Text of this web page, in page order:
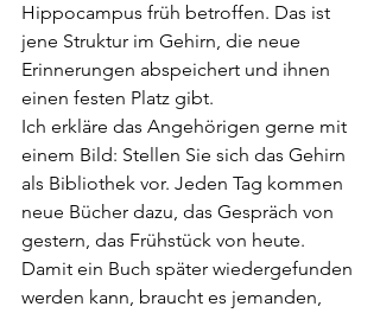
Hippocampus früh betroffen. Das ist
jene Struktur im Gehirn, die neue
Erinnerungen abspeichert und ihnen
einen festen Platz gibt.
Ich erkläre das Angehörigen gerne mit
einem Bild: Stellen Sie sich das Gehirn
als Bibliothek vor. Jeden Tag kommen
neue Bücher dazu, das Gespräch von
gestern, das Frühstück von heute.
Damit ein Buch später wiedergefunden
werden kann, braucht es jemanden,